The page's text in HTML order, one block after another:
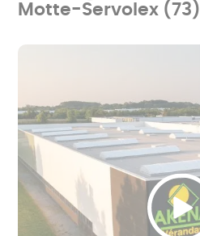
Motte-Servolex (73)